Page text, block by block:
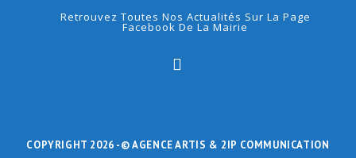
Retrouvez Toutes Nos Actualités Sur La Page
Facebook De La Mairie
COPYRIGHT 2026 -© AGENCE ARTIS & 2IP COMMUNICATION